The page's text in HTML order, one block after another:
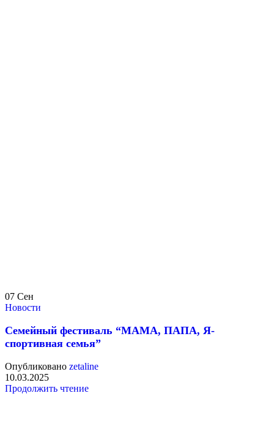
07 Сен
Новости
Семейный фестиваль “МАМА, ПАПА, Я-
спортивная семья”
Опубликовано zetaline
10.03.2025
Продолжить чтение